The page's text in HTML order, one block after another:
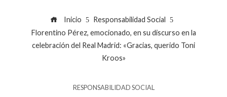
Inicio
Responsabilidad Social
Florentino Pérez, emocionado, en su discurso en la
celebración del Real Madrid: «Gracias, querido Toni
Kroos»
RESPONSABILIDAD SOCIAL